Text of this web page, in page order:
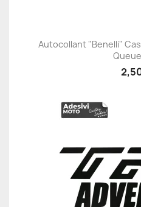
Autocollant "Benelli"